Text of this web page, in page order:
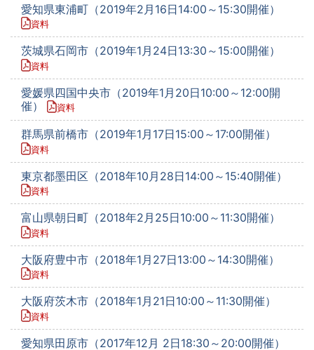
愛知県東浦町（2019年2月16日14:00～15:30開催）
資料
茨城県石岡市（2019年1月24日13:30～15:00開催）
資料
愛媛県四国中央市（2019年1月20日10:00～12:00開
催）
資料
群馬県前橋市（2019年1月17日15:00～17:00開催）
資料
東京都墨田区（2018年10月28日14:00～15:40開催）
資料
富山県朝日町（2018年2月25日10:00～11:30開催）
資料
大阪府豊中市（2018年1月27日13:00～14:30開催）
資料
大阪府茨木市（2018年1月21日10:00～11:30開催）
資料
愛知県田原市（2017年12月 2日18:30～20:00開催）